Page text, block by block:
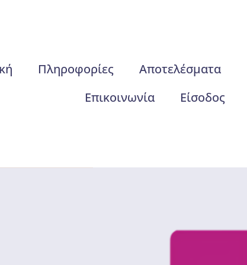
Πληροφορίες Αποτελέσματα
Επικοινωνία
Είσοδος